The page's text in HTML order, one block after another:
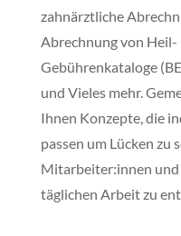
zahnärztliche
Abrechnung von
Gebührenkataloge
und Vieles mehr.
Ihnen Konzepte, die
passen um Lücken zu
Mitarbeiter:innen
täglichen Arbeit zu